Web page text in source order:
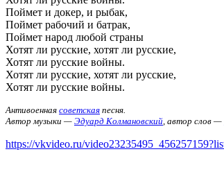
Поймет и докер, и рыбак,
Поймет рабочий и батрак,
Поймет народ любой страны
Хотят ли русские, хотят ли русские,
Хотят ли русские войны.
Хотят ли русские, хотят ли русские,
Хотят ли русские войны.
Антивоенная советская песня.
Автор музыки — Эдуард Колмановский , автор слов —
https://vkvideo.ru/